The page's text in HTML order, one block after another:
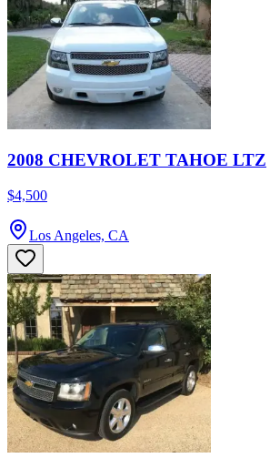
2008 CHEVROLET TAHOE LTZ
$4,500
Los Angeles, CA